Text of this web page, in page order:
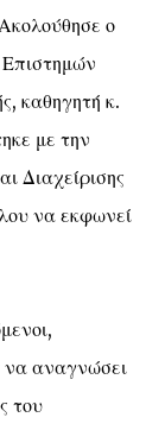
ο
καθηγητή κ.
με την
Διαχείρισης
να εκφωνεί
να αναγνώσει
του